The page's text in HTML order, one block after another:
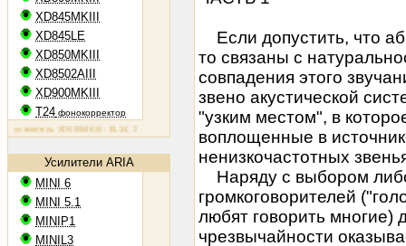
XD845MKIII
XD845LE
XD850MKIII
XD8502AIII
XD900MKIII
T24 фонокорректор
XD500MKIII: EL34, 2х50 Вт Ламповый усилитель XD800MKIII: KT88, 2х65 Вт Ламповый
Усилители ARIA
MINI 6
MINI 5.1
MINIP1
MINIL3
Если допустить, что
то связаны с
совпадения этого
звено акустической
"узким местом", в
воплощенные в
ненизкочастотных
Наряду с выбором
громкоговорителей
любят говорить многие)
чрезвычайности